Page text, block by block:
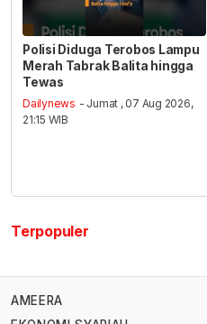
Polisi Diduga Terobos Lampu
Merah Tabrak Balita hingga
Tewas
Dailynews - Jumat , 07 Aug 2026,
21:15 WIB
Terpopuler
AMEERA